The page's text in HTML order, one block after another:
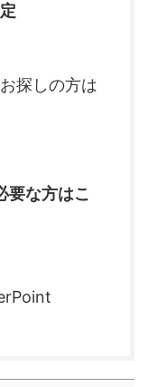
探しの方は
な方はこ